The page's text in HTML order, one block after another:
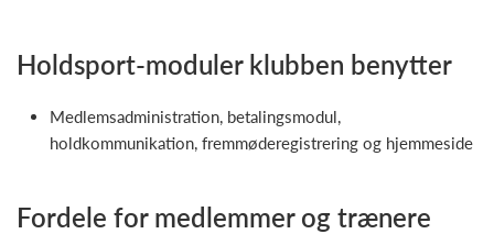
Holdsport-moduler klubben benytter
Medlemsadministration, betalingsmodul,
holdkommunikation, fremmøderegistrering og hjemmeside
Fordele for medlemmer og trænere